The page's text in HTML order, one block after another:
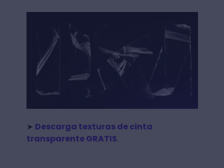
➤ Descarga texturas de cinta
transparente GRATIS.